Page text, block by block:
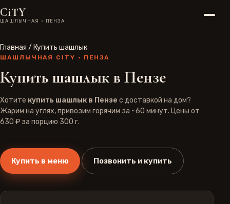
CiTY
ШАШЛЫЧНАЯ · ПЕНЗА
Главная / Купить шашлык
ШАШЛЫЧНАЯ CITY · ПЕНЗА
Купить шашлык в Пензе
Хотите купить шашлык в Пензе с доставкой на дом?
Жарим на углях, привозим горячим за ~60 минут. Цены от
630 ₽ за порцию 300 г.
Купить в меню Позвонить и купить